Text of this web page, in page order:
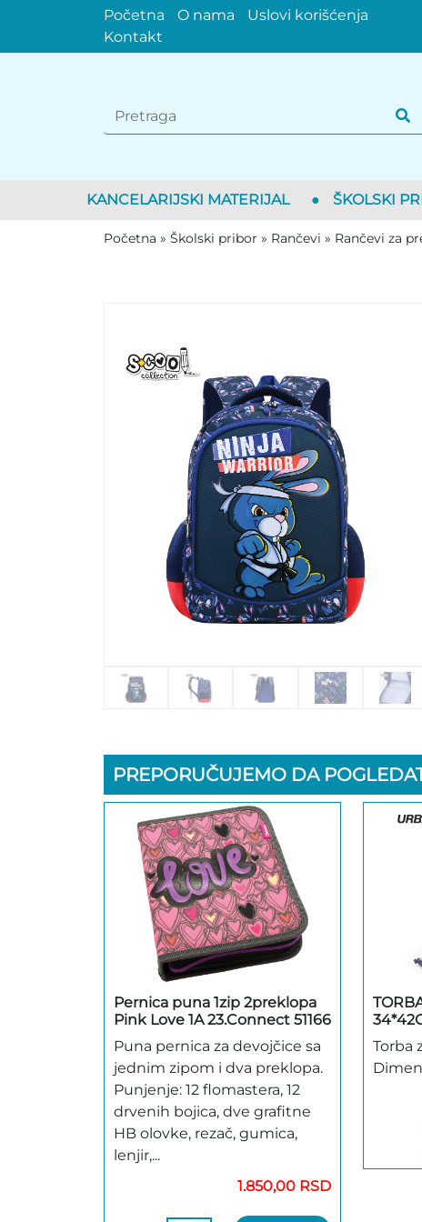
Početna O nama
Uslovi korišćenja
Kontakt
KANCELARIJSKI MATERIJAL ● ŠKOLSKI
Početna » Školski pribor » Rančevi » Rančevi za
PREPORUČUJEMO DA
Pernica puna 1zip 2preklopa
Pink Love 1A 23.Connect 51166
Puna pernica za devojčice sa
jednim zipom i dva preklopa.
Punjenje: 12 flomastera, 12
drvenih bojica, dve grafitne
HB olovke, rezač, gumica,
lenjir,...
1.850,00 RSD
Torba